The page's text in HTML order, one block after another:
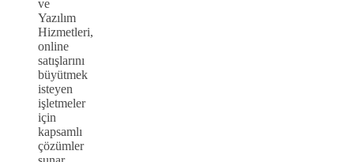
ve
Yazılım
Hizmetleri,
online
satışlarını
büyütmek
isteyen
işletmeler
için
kapsamlı
çözümler